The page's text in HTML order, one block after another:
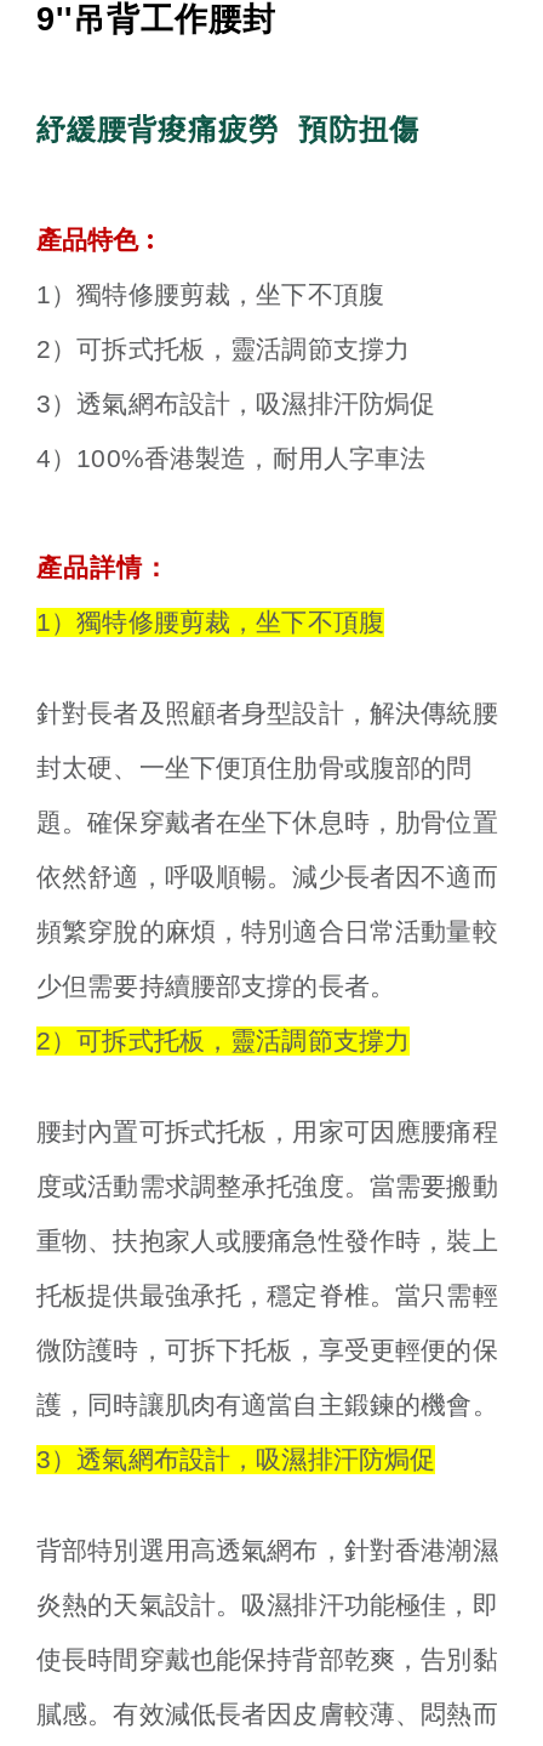
9''吊背工作腰封
紓緩腰背痠痛疲勞 預防扭傷
產品特色 :
1）獨特修腰剪裁，坐下不頂腹
2）可拆式托板，靈活調節支撐力
3）透氣網布設計，吸濕排汗防焗促
4）100%香港製造，耐用人字車法
產品詳情 ：
1）獨特修腰剪裁，坐下不頂腹
針對長者及照顧者身型設計，解決傳統腰
封太硬、一坐下便頂住肋骨或腹部的問
題。確保穿戴者在坐下休息時，肋骨位置
依然舒適，呼吸順暢。減少長者因不適而
頻繁穿脫的麻煩，特別適合日常活動量較
少但需要持續腰部支撐的長者。
2）可拆式托板，靈活調節支撐力
腰封內置可拆式托板，用家可因應腰痛程
度或活動需求調整承托強度。當需要搬動
重物、扶抱家人或腰痛急性發作時，裝上
托板提供最強承托，穩定脊椎。當只需輕
微防護時，可拆下托板，享受更輕便的保
護，同時讓肌肉有適當自主鍛鍊的機會。
3）透氣網布設計，吸濕排汗防焗促
背部特別選用高透氣網布，針對香港潮濕
炎熱的天氣設計。吸濕排汗功能極佳，即
使長時間穿戴也能保持背部乾爽，告別黏
膩感。有效減低長者因皮膚較薄、悶熱而